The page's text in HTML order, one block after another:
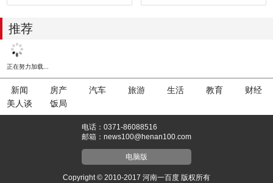
推荐
正在努力加载...
新闻 房产 汽车 旅游 生活 教育
财经
美人谈
饭局
电话：0371-86088516
邮箱：news100@henan100.com
电脑版
Copyright © 2010-2017 河南一百度 版权所有